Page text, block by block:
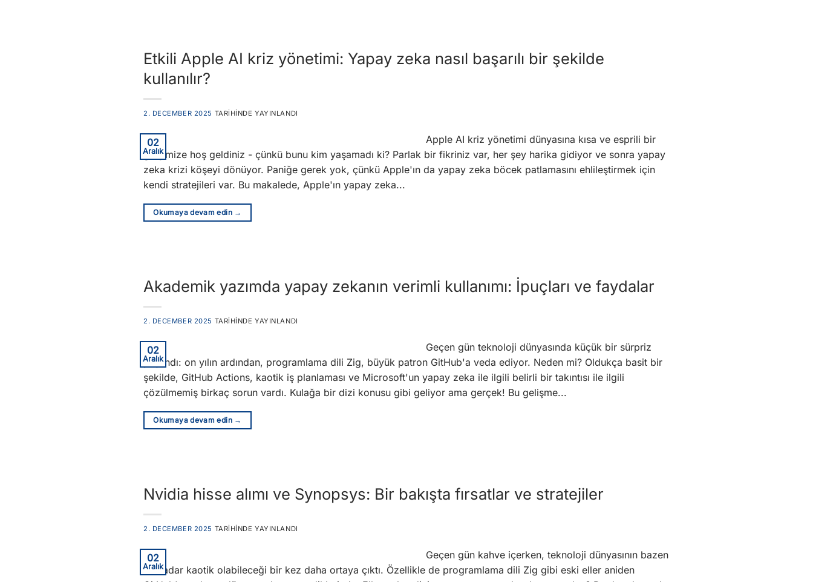
Etkili Apple AI kriz yönetimi: Yapay zeka nasıl başarılı bir şekilde
kullanılır?
2. DECEMBER 2025 TARIHINDE YAYINLANDI
02
Aralık
Apple AI kriz yönetimi dünyasına kısa ve esprili bir
girişimize hoş geldiniz - çünkü bunu kim yaşamadı ki? Parlak bir fikriniz var, her şey harika gidiyor ve sonra yapay
zeka krizi köşeyi dönüyor. Paniğe gerek yok, çünkü Apple'ın da yapay zeka böcek patlamasını ehlileştirmek için
kendi stratejileri var. Bu makalede, Apple'ın yapay zeka...
Okumaya devam edin →
Akademik yazımda yapay zekanın verimli kullanımı: İpuçları ve faydalar
2. DECEMBER 2025 TARIHINDE YAYINLANDI
02
Aralık
Geçen gün teknoloji dünyasında küçük bir sürpriz
yaşandı: on yılın ardından, programlama dili Zig, büyük patron GitHub'a veda ediyor. Neden mi? Oldukça basit bir
şekilde, GitHub Actions, kaotik iş planlaması ve Microsoft'un yapay zeka ile ilgili belirli bir takıntısı ile ilgili
çözülmemiş birkaç sorun vardı. Kulağa bir dizi konusu gibi geliyor ama gerçek! Bu gelişme...
Okumaya devam edin →
Nvidia hisse alımı ve Synopsys: Bir bakışta fırsatlar ve stratejiler
2. DECEMBER 2025 TARIHINDE YAYINLANDI
02
Aralık
Geçen gün kahve içerken, teknoloji dünyasının bazen
ne kadar kaotik olabileceği bir kez daha ortaya çıktı. Özellikle de programlama dili Zig gibi eski eller aniden